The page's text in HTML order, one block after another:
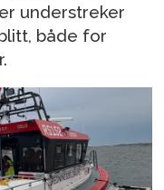
understreker
både for